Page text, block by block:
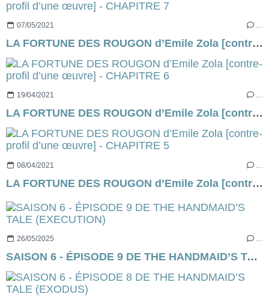
07/05/2021 …
LA FORTUNE DES ROUGON d’Emile Zola [contre-profil d’une œuvre] - CHAPITRE 7
19/04/2021 …
LA FORTUNE DES ROUGON d’Emile Zola [contre-profil d’une œuvre] - CHAPITRE 6
08/04/2021
LA FORTUNE DES ROUGON d’Emile Zola [contre-profil d’une œuvre] - CHAPITRE 5
26/05/2025 …
SAISON 6 - ÉPISODE 9 DE THE HANDMAID’S TALE (EXECUTION)